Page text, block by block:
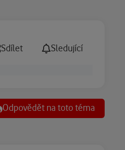
Sdílet Sledující
Odpovědět na toto téma